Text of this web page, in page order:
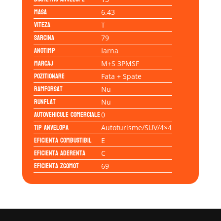
Masa 6.43
Viteza T
Sarcina 79
Anotimp Iarna
Marcaj M+S 3PMSF
Pozitionare Fata + Spate
Ramforsat Nu
Runflat Nu
Autovehicule comerciale0
Tip anvelopa Autoturisme/SUV/4×4
Eficienta Combustibil E
Eficienta Aderenta C
Eficienta Zgomot 69